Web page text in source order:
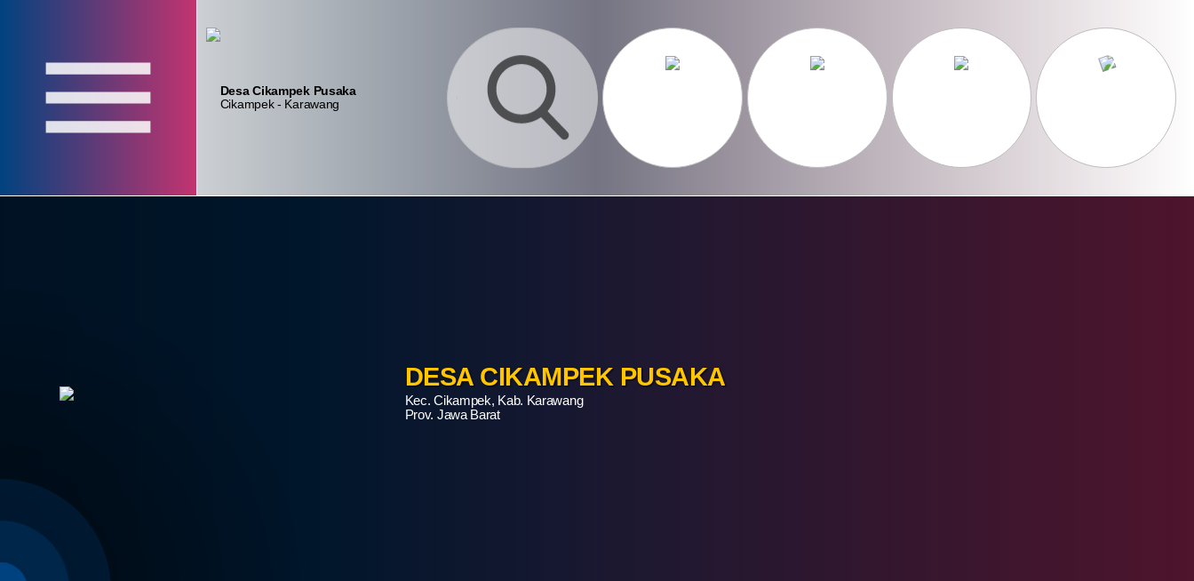
Desa Cikampek Pusaka
Cikampek - Karawang
DESA CIKAMPEK PUSAKA
Kec. Cikampek, Kab. Karawang
Prov. Jawa Barat
Login
Admin
Absensi
Aparatur
Profil
konten_statistik
Gallery
Pengaduan